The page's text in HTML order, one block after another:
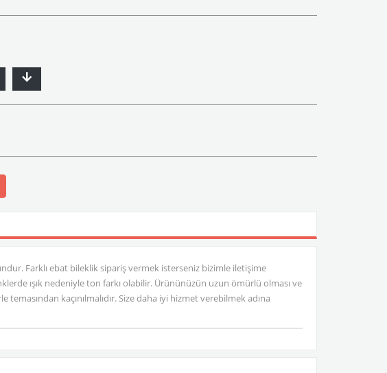
Farklı ebat bileklik sipariş vermek isterseniz bizimle iletişime
ışık nedeniyle ton farkı olabilir. Ürününüzün uzun ömürlü olması ve
kaçınılmalıdır. Size daha iyi hizmet verebilmek adına